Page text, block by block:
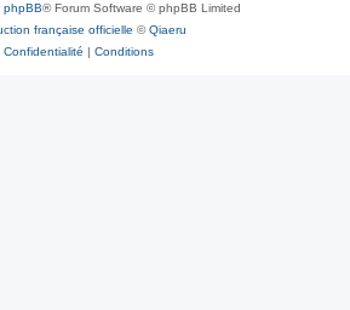
phpBB® Forum Software © phpBB Limited
française officielle ©Qiaeru
Confidentialité | Conditions